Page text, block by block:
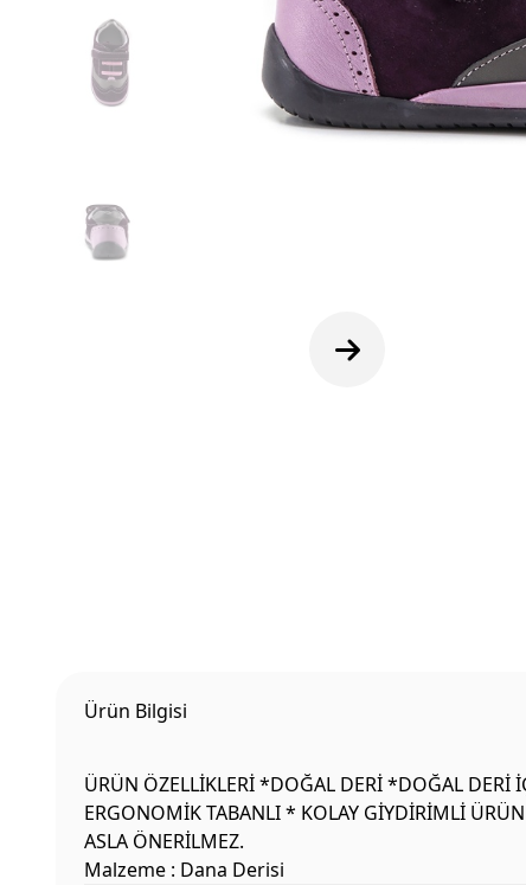
Ürün Bilgisi
ÜRÜN ÖZELLİKLERİ *DOĞAL DERİ *DOĞAL DERİ
ERGONOMİK TABANLI * KOLAY GİYDİRİMLİ
ASLA ÖNERİLMEZ.
Malzeme : Dana Derisi